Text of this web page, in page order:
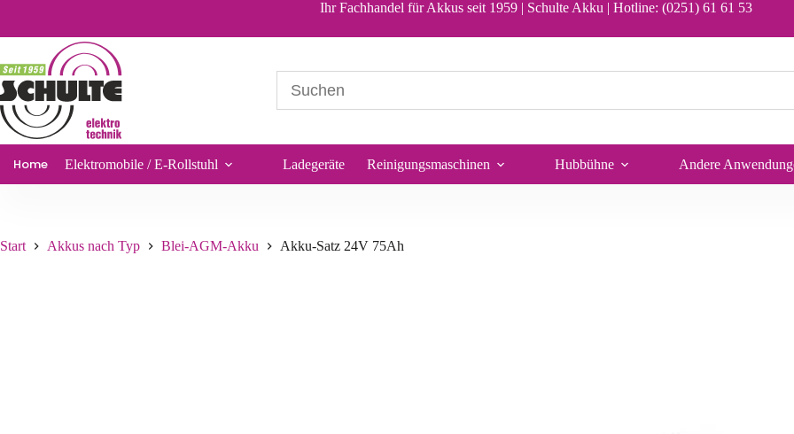
In den Warenkorb
Ihr Fachhandel für Akkus seit 1959 | Schulte Akku | Hotline: (0251) 61 61 53
Home Elektromobile / E-Rollstuhl Ladegeräte Reinigungsmaschinen Hubbühne Andere
Start Akkus nach Typ Blei-AGM-Akku Akku-Satz 24V 75Ah